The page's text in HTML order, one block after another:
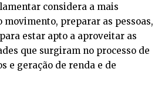
considera a mais
preparar as pessoas,
estar apto a aproveitar as
que surgiram no processo de
e geração de renda e de